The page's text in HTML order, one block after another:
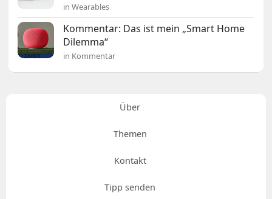
in Wearables
Kommentar: Das ist mein „Smart Home
Dilemma“
in Kommentar
Über
Themen
Kontakt
Tipp senden